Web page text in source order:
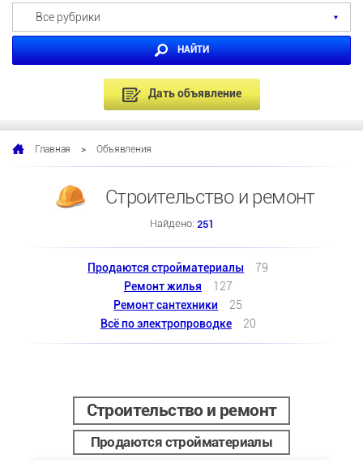
Все рубрики
НАЙТИ
Дать объявление
Главная > Объявления
Строительство и ремонт
Найдено: 251
Продаются стройматериалы
79
Ремонт жилья
127
Ремонт сантехники
25
Всё по электропроводке
20
Строительство и ремонт
Продаются стройматериалы